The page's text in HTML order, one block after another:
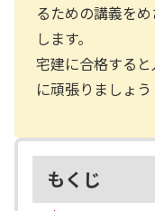
るための講義を
します。
宅建に合格する
に頑張りましょう
もくじ